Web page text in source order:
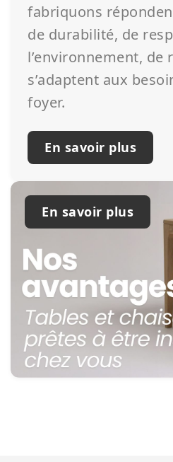
fabriquons
de durabilité, de
l’environnement, de
s’adaptent aux
foyer.
En savoir plus
En savoir plus